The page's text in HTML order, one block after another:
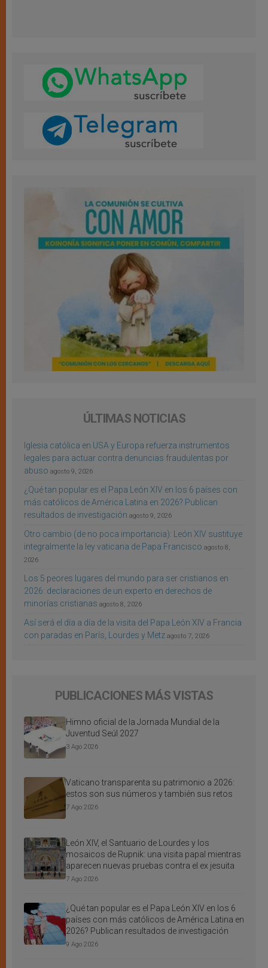
ÚLTIMAS NOTICIAS
Iglesia católica en USA y Europa refuerza instrumentos
legales para actuar contra denuncias fraudulentas por
abuso agosto 9, 2026
¿Qué tan popular es el Papa León XIV en los 6 países con
más católicos de América Latina en 2026? Publican
resultados de investigación agosto 9, 2026
Otro cambio (de no poca importancia): León XIV sustituye
integralmente la ley vaticana de Papa Francisco agosto 8,
2026
Los 5 peores lugares del mundo para ser cristianos en
2026: declaraciones de un experto en derechos de
minorías cristianas agosto 8, 2026
Así será el día a día de la visita del Papa León XIV a Francia
con paradas en París, Lourdes y Metz agosto 7, 2026
PUBLICACIONES MÁS VISTAS
Himno oficial de la Jornada Mundial de la
Juventud Seúl 2027
3 Ago 2026
Vaticano transparenta su patrimonio a 2026:
estos son sus números y también sus retos
7 Ago 2026
León XIV, el Santuario de Lourdes y los
mosaicos de Rupnik: una visita papal mientras
aparecen nuevas pruebas contra el ex jesuita
7 Ago 2026
¿Qué tan popular es el Papa León XIV en los 6
países con más católicos de América Latina en
2026? Publican resultados de investigación
9 Ago 2026